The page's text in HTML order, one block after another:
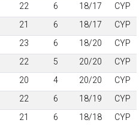
22 6 18/17
CYP
21 6 18/17
CYP
23 6 18/20 CYP
22 5 20/20
CYP
20 4 20/20
CYP
22 6 18/19
CYP
21 6 18/18
CYP